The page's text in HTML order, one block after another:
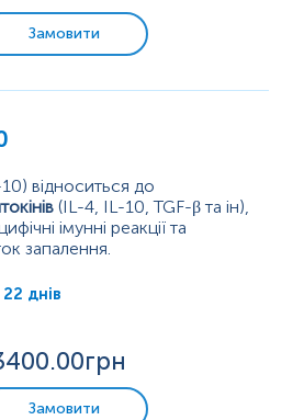
Замовити
відноситься до
(IL-4, IL-10, TGF-β та ін),
імунні реакції та
запалення.
від інфекцій та речовин, що
, що продукуються
тканин (моноцитами,
лімфоцитами).
22 днів
.00грн
Замовити